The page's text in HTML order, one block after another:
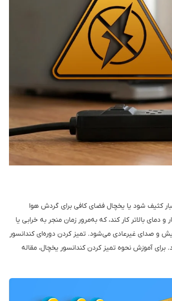
کثیف شود یا یخچال فضای کافی برای گردش هوا
بالاتر کار کند، که به‌مرور زمان منجر به خرابی یا
و صدای غیرعادی می‌شود. تمیز کردن دوره‌ای کندانسور
برای آموزش نحوه تمیز کردن کندانسور یخچال، مقاله